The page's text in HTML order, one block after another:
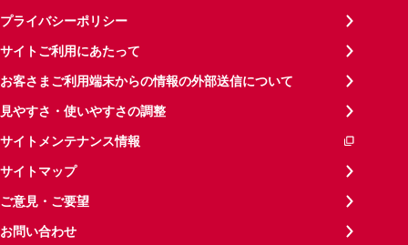
プライバシーポリシー
サイトご利用にあたって
お客さまご利用端末からの情報の外部送信について
見やすさ・使いやすさの調整
サイトメンテナンス情報
サイトマップ
ご意見・ご要望
お問い合わせ